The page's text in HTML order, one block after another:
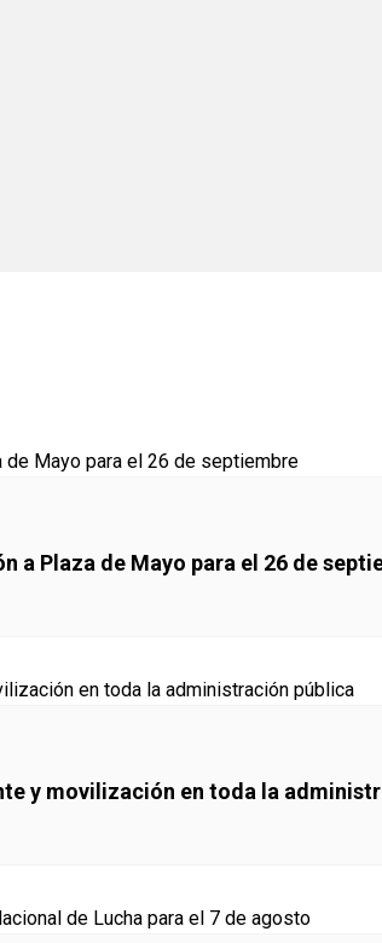
a Plaza de Mayo para el 26 de
y movilización en toda la